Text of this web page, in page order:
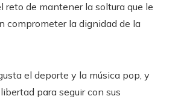
reto de mantener la soltura que le
comprometer la dignidad de la
el deporte y la música pop, y
para seguir con sus